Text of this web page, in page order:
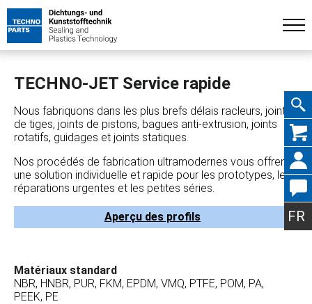
Aller
au
FR
TECHNO-JET Service rapide
Nous fabriquons dans les plus brefs délais racleurs, joints
de tiges, joints de pistons, bagues anti-extrusion, joints
rotatifs, guidages et joints statiques.
Nos procédés de fabrication ultramodernes vous offrent
une solution individuelle et rapide pour les prototypes, les
réparations urgentes et les petites séries.
Aperçu des profils
Matériaux standard
NBR, HNBR, PUR, FKM, EPDM, VMQ, PTFE, POM, PA,
PEEK, PE